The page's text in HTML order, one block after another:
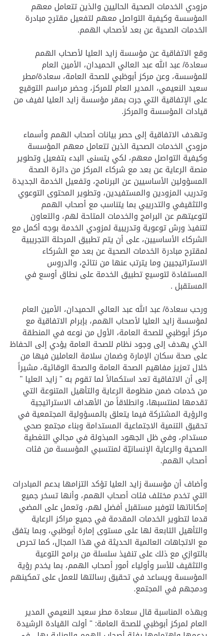
مزودي الخدمات الصحية الحاليين والذين تتعامل معهم
المؤسسة وكيفية التواصل معهم لتفعيل مقترح مبادرة
الخدمات الصحية عن بعد لأصحاب الهمم.
وقع الاتفاقية عن مؤسسة زايد العليا لأصحاب الهمم
سعادة/ عبد الله عبد العالي الحميدان، الأمين العام
للمؤسسة، وعن مركز أبوظبي للصحة العامة، سعادة/مطر
سعيد النعيمي، المدير العام للمركز، وحضر مراسم التوقيع
على الإتفاقية التي جرت بمقر مؤسسة زايد العليا لفيف من
قيادات المؤسسة والمركز.
وتهدف الاتفاقية إلى حصر بيانات أصحاب الهمم وأسماء
مزودي الخدمات الصحية الذين تتعامل معهم المؤسسة
وكيفية التواصل معهم، لكي يتسنى البدء بتفعيل وتطوير
منصة الرعاية عن بعد مع شركاء المركز من دائرة الصحة
المسؤولين الأساسيين عن البرنامج، وتفعيل الخدمة الجديدة
وتدريب المزودين والمستفيدين، وتطوير المحتوى التوعوي
والتثقيفي والتدريبي بما يتناسب مع أصحاب الهمم
لتوعيتهم عن البرامج والخدمات المتاحة لهم، والتعاون
لتنفيذ ورش توعوية وتدريبية لمزودي الخدمة بوجه أكمل مع
الشركاء الأساسيين، على أن يتم تطبيق المرحلة التجريبية
لمقترح مبادرة الخدمات الصحية عن بعد مع الشركاء
الاستراتيجيين وما يترتب عنها من نتائج، والدروس
المستفادة لتوسيع تطبيق الخدمة على نطاق أوسع في
المستقبل .
ورحب سعادة/ عبد الله عبد العالي الحميدان، الأمين العام
لمؤسسة زايد العليا لأصحاب الهمم، بإبرام الاتفاقية مع
مركز أبوظبي للصحة العامة، الأول من نوعه في المنطقة
الذي يهدف إلى وجود نظام للصحة العامة يؤدي إلى الحفاظ
على صحة سكان الإمارة وضمان سلامة العاملين فيها من
خلال تعزيز مفاهيم الصحة العامة والصحة الوقائية، مشيراً
إلى أن الاتفاقية تعد استكمالاً لما تقوم به " زايد العليا "
من خدمات ضمن منظومة الرعاية والتأهيل المتنوعة التي
تقدمها لمنتسبها، وانطلاقاً من الأهداف الاستراتيجية
والرؤية المشتركة فيما يتعلق بالمسؤولية المجتمعية في
تحقيق التنمية الاجتماعية المستدامة وبناء مجتمع صحي
مستدام، وفي ظل الجهود المبذولة في مجالي التغطية
الصحية والرعاية الإنسانيّة لمنتسبي المؤسسة من فئات
أصحاب الهمم.
وأضاف أن مؤسسة زايد العليا تؤكد التزامها بدعم المبادرات
التي تخدم مختلف فئات أصحاب الهمم، وأنها تسخر جميع
إمكاناتها لتوفير مستقبل أفضل لهم، وتعمل على المضي
قدما لتطوير الخدمات المقدمة في جميع مراكز الرعاية
والتأهيل التابعة لها على مستوى إمارة أبوظبي، وبما يتفق
مع الاتجاهات العالمية الحديثة في هذا المجال، كما تحرص
بالتوازي مع ذلك على تنفيذ سلسلة من برامج التوعية
والتثقيف للأسر وأولياء أمور أصحاب الهمم، بما يخدم رؤية
المؤسسة ويساعد في تحقيق رسالتها للعمل على تمكينهم
ودمجهم في المجتمع.
وبهذه المناسبة قال سعادة مطر سعيد النعيمي المدير
العام لمركز أبوظبي للصحة العامة: " أولت القيادة الرشيدة